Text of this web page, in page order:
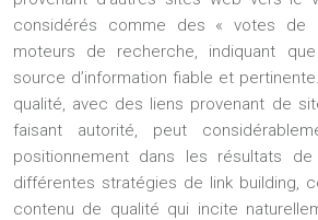
considérés comme des « votes de
moteurs de recherche, indiquant
source d’information fiable et
qualité, avec des liens provenant de
faisant autorité, peut
positionnement dans les résultats
différentes stratégies de link building,
contenu de qualité qui incite